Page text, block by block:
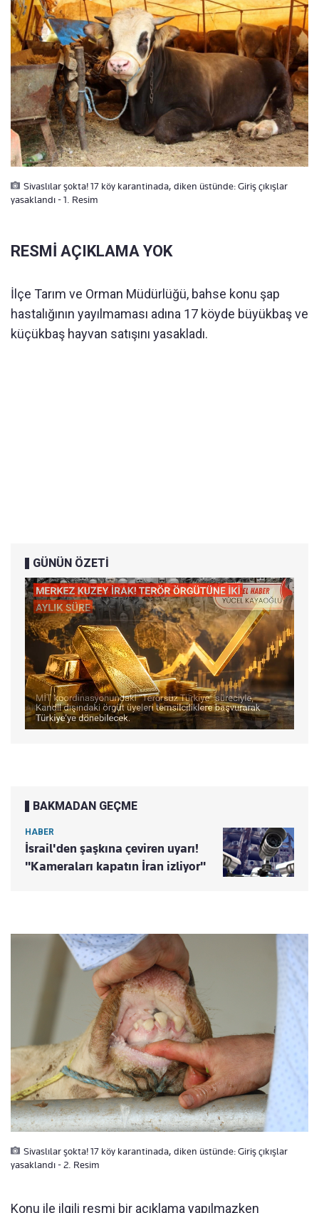
Sivaslılar şokta! 17 köy karantinada, diken üstünde: Giriş çıkışlar
yasaklandı - 1. Resim
RESMİ AÇIKLAMA YOK
İlçe Tarım ve Orman Müdürlüğü, bahse konu şap
hastalığının yayılmaması adına 17 köyde büyükbaş ve
küçükbaş hayvan satışını yasakladı.
GÜNÜN ÖZETİ
BAKMADAN GEÇME
HABER
İsrail'den şaşkına çeviren uyarı!
"Kameraları kapatın İran izliyor"
Sivaslılar şokta! 17 köy karantinada, diken üstünde: Giriş çıkışlar
yasaklandı - 2. Resim
Konu ile ilgili resmi bir açıklama yapılmazken